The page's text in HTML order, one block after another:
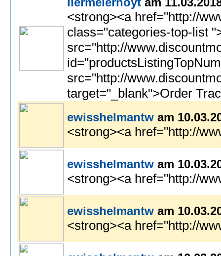
iiermeierhoyt am
<strong><a href="http://www.discountmontblanc.co/">montblanc pens</a></strong> | <strong><a
ewisshelmantw am
<strong><a href="http://
ewisshelmantw am
<strong><a href="http://
ewisshelmantw am
<strong><a href="http://